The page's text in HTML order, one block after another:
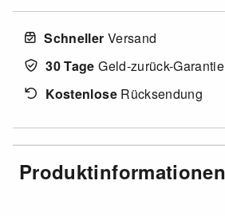
Schneller Versand
30 Tage Geld-zurück-Garantie
KostenloseRücksendung
Produktinformationen